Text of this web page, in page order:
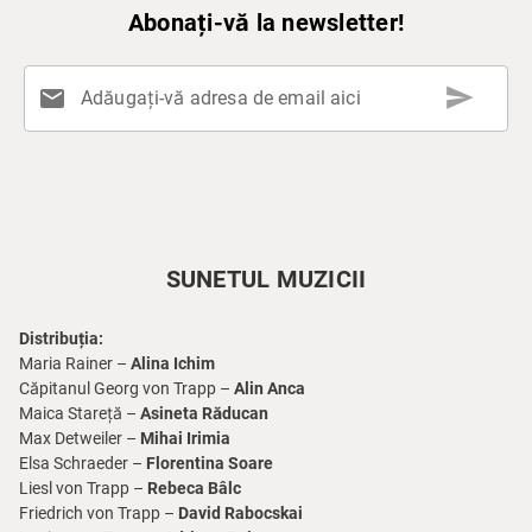
Abonați-vă la newsletter!
mail Adăugați-vă adresa de email aici send
SUNETUL MUZICII
Distribuția:
Maria Rainer – Alina Ichim
Căpitanul Georg von Trapp – Alin Anca
Maica Stareță – Asineta Răducan
Max Detweiler – Mihai Irimia
Elsa Schraeder – Florentina Soare
Liesl von Trapp – Rebeca Bâlc
Friedrich von Trapp – David Rabocskai